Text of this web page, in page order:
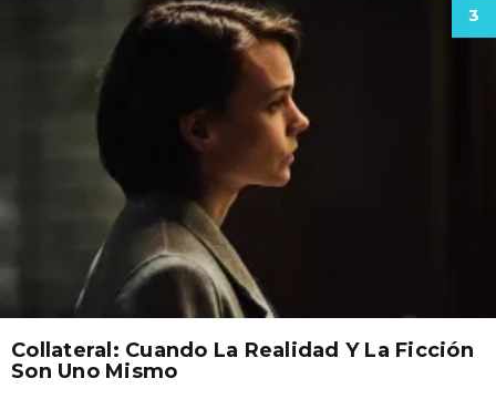
3
Collateral: Cuando La Realidad Y La Ficción
Son Uno Mismo